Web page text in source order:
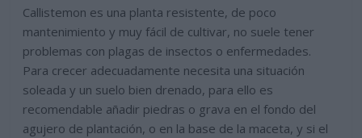
Callistemon es una planta resistente, de poco
mantenimiento y muy fácil de cultivar, no suele tener
problemas con plagas de insectos o enfermedades.
Para crecer adecuadamente necesita una situación
soleada y un suelo bien drenado, para ello es
recomendable añadir piedras o grava en el fondo del
agujero de plantación, o en la base de la maceta, y si el